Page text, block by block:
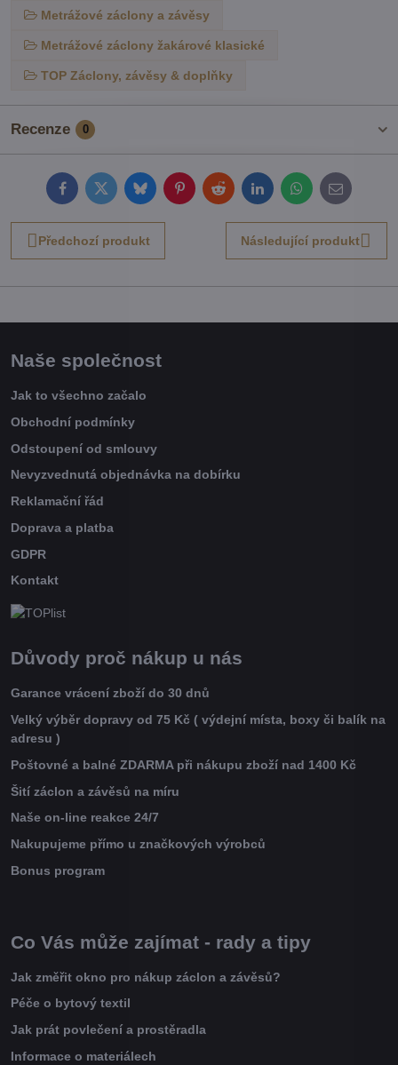
Metrážové záclony a závěsy
Metrážové záclony žakárové klasické
TOP Záclony, závěsy & doplňky
Recenze 0
FacebookTwitterBlueskyPinterestRedditLinkedInWhatsApp
E-
mail
Předchozí produkt Následující produkt
Naše společnost
Jak to všechno začalo
Obchodní podmínky
Odstoupení od smlouvy
Nevyzvednutá objednávka na dobírku
Reklamační řád
Doprava a platba
GDPR
Kontakt
Důvody proč nákup u nás
Garance vrácení zboží do 30 dnů
Velký výběr dopravy od 75 Kč ( výdejní místa, boxy či balík na
adresu )
Poštovné a balné ZDARMA při nákupu zboží nad 1400 Kč
Šití záclon a závěsů na míru
Naše on-line reakce 24/7
Nakupujeme přímo u značkových výrobců
Bonus program
Co Vás může zajímat - rady a tipy
Jak změřit okno pro nákup záclon a závěsů?
Péče o bytový textil
Jak prát povlečení a prostěradla
Informace o materiálech